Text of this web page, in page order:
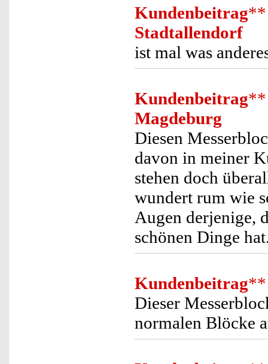
Kundenbeitrag**
Stadtallendorf
ist mal was
Kundenbeitrag**
Magdeburg
Diesen
davon in meiner
stehen doch
wundert rum wie
Augen derjenige,
schönen Dinge
Kundenbeitrag**
Dieser
normalen Blöcke